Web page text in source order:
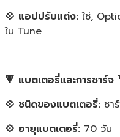
💠 แอปปรับแต่ง: ใช่,
ใน Tune
🔻 แบตเตอรี่และการชาร์จ
💠 ชนิดของแบตเตอรี่: ชา
💠 อายุแบตเตอรี่: 70 วัน